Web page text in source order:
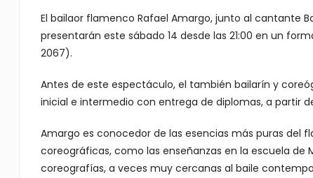
El bailaor flamenco Rafael Amargo, junto al cantante
presentarán este sábado 14 desde las 21:00 en un
2067).
Antes de este espectáculo, el también bailarín y
inicial e intermedio con entrega de diplomas, a partir
Amargo es conocedor de las esencias más puras
coreográficas, como las enseñanzas en la escuela de
coreografías, a veces muy cercanas al baile